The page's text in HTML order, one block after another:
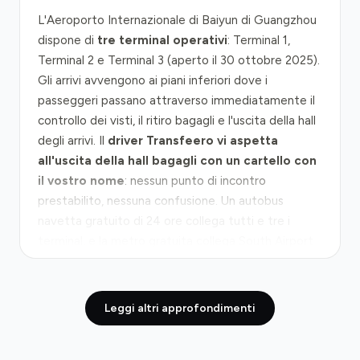
L'Aeroporto Internazionale di Baiyun di Guangzhou
dispone di tre terminal operativi: Terminal 1,
Terminal 2 e Terminal 3 (aperto il 30 ottobre 2025).
Gli arrivi avvengono ai piani inferiori dove i
passeggeri passano attraverso immediatamente il
controllo dei visti, il ritiro bagagli e l'uscita della hall
degli arrivi. Il driver Transfeero vi aspetta
all'uscita della hall bagagli con un cartello con
il vostro nome: nessun punto di incontro
prestabilito, nessuna confusione. Un autobus
Il percorso principale dalla Baiyun al centro città
segue leautostrade che collegano l'aeroporto
Leggi altri approfondimenti